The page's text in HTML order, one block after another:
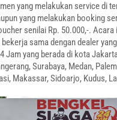
yang melakukan service di
yang melakukan booking
senilai Rp. 50.000,-. Acara
sama dengan dealer
Jam yang berada di kota
Surabaya, Medan,
Makassar, Sidoarjo, Kudus,